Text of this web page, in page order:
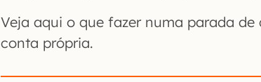
Veja aqui o que fazer numa parada
conta própria.